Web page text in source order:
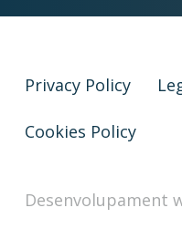
Privacy Policy
Cookies Policy
Desenvolupament